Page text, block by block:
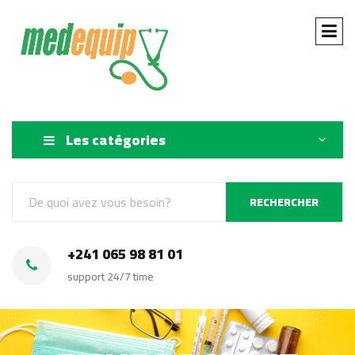
Les catégories
RECHERCHER
+241 065 98 81 01
support 24/7 time